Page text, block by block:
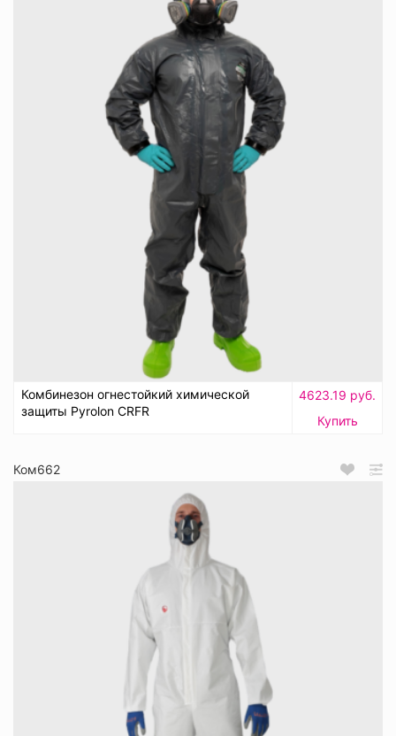
Комбинезон огнестойкий химической
защиты Pyrolon CRFR
4623.19 руб.
Купить
Ком662